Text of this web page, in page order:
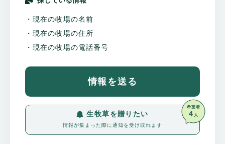
・現在の牧場の名前
・現在の牧場の住所
・現在の牧場の電話番号
情報を送る
生牧草を贈りたい
情報が集まった際に通知を受け取れます
希望者
4 人